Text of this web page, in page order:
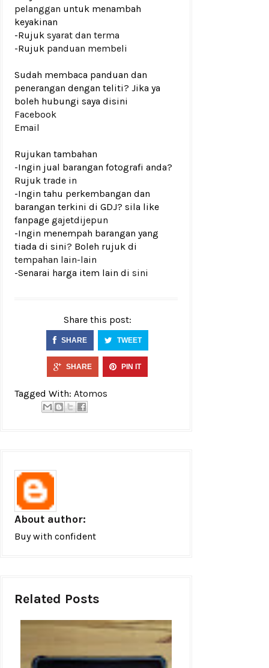
pelanggan untuk menambah
keyakinan
-Rujuk syarat dan terma
-Rujuk panduan membeli
Sudah membaca panduan dan
penerangan dengan teliti? Jika ya
boleh hubungi saya disini
Facebook
Email
Rujukan tambahan
-Ingin jual barangan fotografi anda?
Rujuk trade in
-Ingin tahu perkembangan dan
barangan terkini di GDJ? sila like
fanpage gajetdijepun
-Ingin menempah barangan yang
tiada di sini? Boleh rujuk di
tempahan lain-lain
-Senarai harga item lain di sini
Share this post:
SHARE TWEET
SHARE PIN IT
Tagged With: Atomos
About author:
Buy with confident
Related Posts